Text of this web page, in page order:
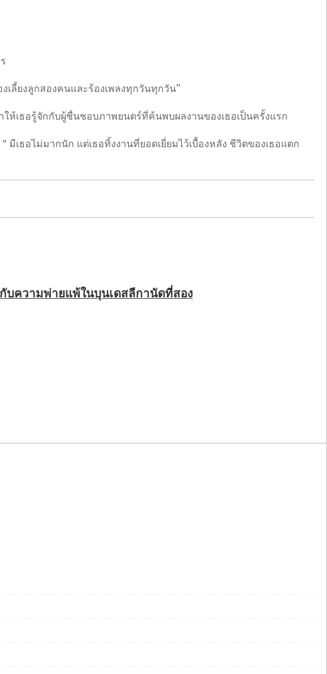
เลี้ยงลูกสองคนและร้องเพลงทุกวันทุกวัน”
ห้เธอรู้จักกับผู้ชื่นชอบภาพยนตร์ที่ค้นพบผลงานของเธอเป็นครั้งแรก
มีเธอไม่มากนัก แต่เธอทิ้งงานที่ยอดเยี่ยมไว้เบื้องหลัง ชีวิตของเธอแตก
บความพ่ายแพ้ในบุนเดสลีกานัดที่สอง